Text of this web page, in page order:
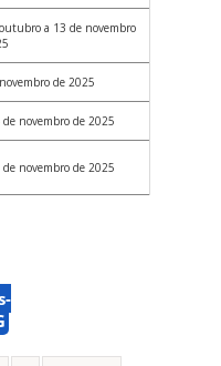
a 13 de novembro
de 2025
de novembro de 2025
de novembro de 2025